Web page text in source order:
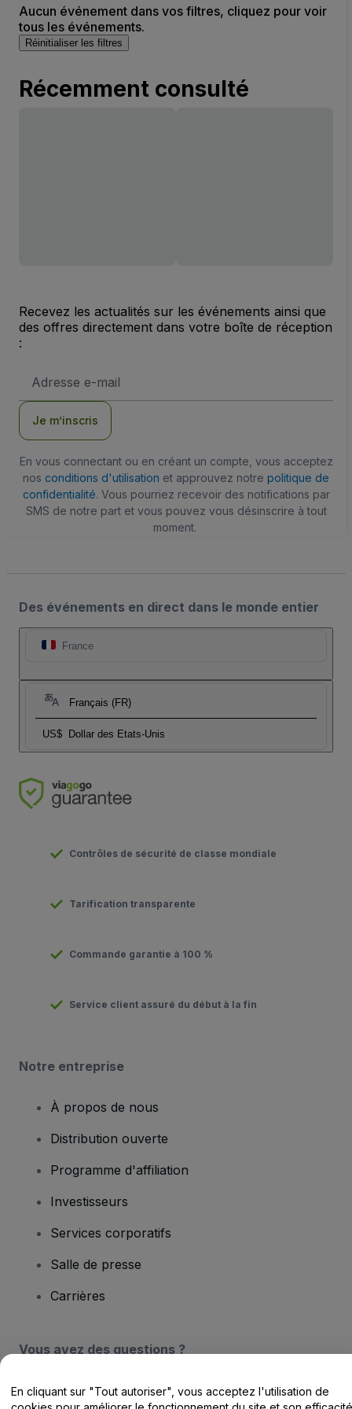
Aucun événement dans vos filtres, cliquez pour voir
tous les événements.
Réinitialiser les filtres
Récemment consulté
Recevez les actualités sur les événements ainsi que
des offres directement dans votre boîte de réception
:
e-
Je m’inscris
En vous connectant ou en créant un compte, vous acceptez
nos conditions d'utilisation et approuvez notre politique de
confidentialité. Vous pourriez recevoir des notifications par
SMS de notre part et vous pouvez vous désinscrire à tout
moment.
Des événements en direct dans le monde entier
France
Français (FR)
US$ Dollar des Etats-Unis
Contrôles de sécurité de classe mondiale
Tarification transparente
Commande garantie à 100 %
Service client assuré du début à la fin
Notre entreprise
À propos de nous
Distribution ouverte
Programme d'affiliation
Investisseurs
Services corporatifs
Salle de presse
Carrières
Vous avez des questions ?
Centre d'assistance / Nous contacter
En cliquant sur "Tout autoriser", vous acceptez l'utilisation de